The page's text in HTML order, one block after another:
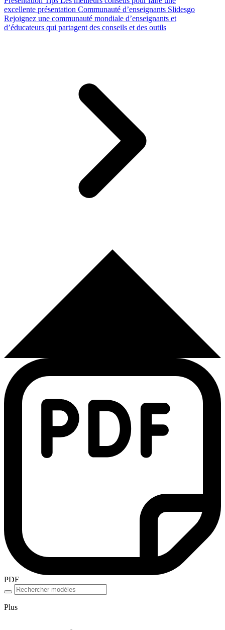
excellente présentation Communauté d’enseignants Slidesgo
Rejoignez une communauté mondiale d’enseignants et
d’éducateurs qui partagent des conseils et des outils
PDF
Plus